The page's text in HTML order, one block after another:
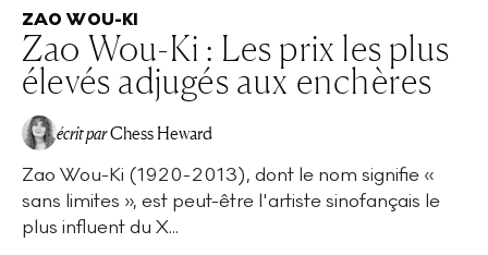
ZAO WOU-KI
Zao Wou-Ki : Les prix les plus
élevés adjugés aux enchères
écrit parChess Heward
Zao Wou-Ki (1920-2013), dont le nom signifie «
sans limites », est peut-être l'artiste sinofançais le
plus influent du X...